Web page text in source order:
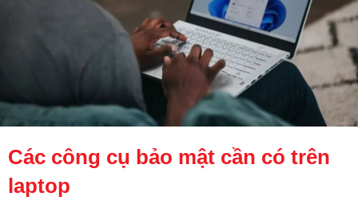
Các công cụ bảo mật cần có trên
laptop